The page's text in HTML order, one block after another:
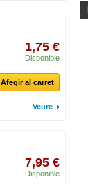
1,75 €
Disponible
Afegir al carret
Veure
7,95 €
Disponible